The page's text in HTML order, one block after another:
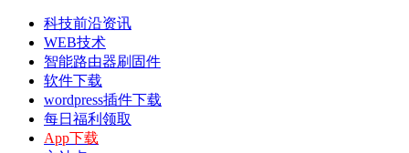
科技前沿资讯
WEB技术
智能路由器刷固件
软件下载
wordpress插件下载
每日福利领取
App下载